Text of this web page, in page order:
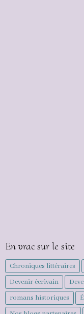
En vrac sur le site
Chroniques littéraires
Devenir écrivain
romans historiques